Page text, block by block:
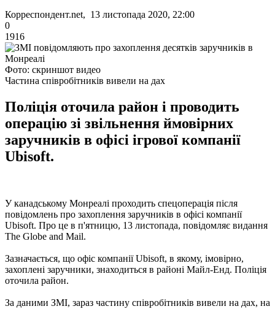
Корреспондент.net, 13 листопада 2020, 22:00
0
1916
Фото: скриншот видео
Частина співробітників вивели на дах
Поліція оточила район і проводить
операцію зі звільнення ймовірних
заручників в офісі ігрової компанії
Ubisoft.
У канадському Монреалі проходить спецоперація після
повідомлень про захоплення заручників в офісі компанії
Ubisoft. Про це в п'ятницю, 13 листопада, повідомляє видання
The Globe and Mail.
Зазначається, що офіс компанії Ubisoft, в якому, імовірно,
захоплені заручники, знаходиться в районі Майл-Енд. Поліція
оточила район.
За даними ЗМІ, зараз частину співробітників вивели на дах, на